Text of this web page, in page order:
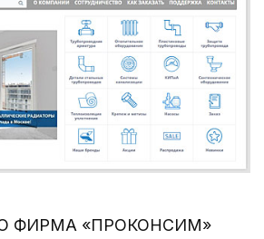
ФИРМА «ПРОКОНСИМ»